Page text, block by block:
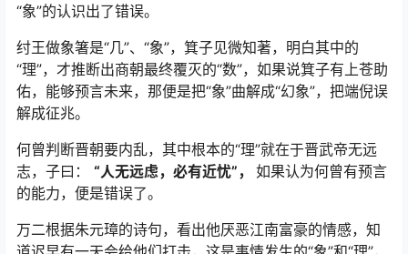
“象”的认识出了错误。
纣王做象箸是“几”、“象”，箕子见微知著，明白其中的
“理”，才推断出商朝最终覆灭的“数”，如果说箕子有上苍助
佑，能够预言未来，那便是把“象”曲解成“幻象”，把端倪误
解成征兆。
何曾判断晋朝要内乱，其中根本的“理”就在于晋武帝无远
志，子曰： “人无远虑，必有近忧”， 如果认为何曾有预言
的能力，便是错误了。
万二根据朱元璋的诗句，看出他厌恶江南富豪的情感，知